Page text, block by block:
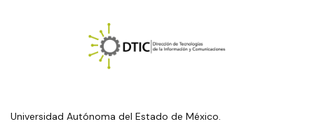
Universidad Autónoma del Estado de México.